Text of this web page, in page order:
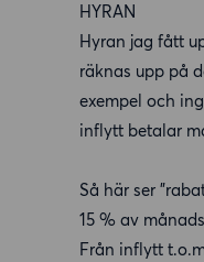
HYRAN
Hyran jag fått
räknas upp på
exempel och
inflytt betalar
Så här ser
15 % av
Från inflytt